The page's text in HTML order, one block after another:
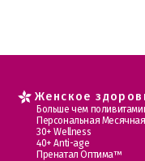
Женское
Больше чем
Персональная
30+ Wellness
40+ Anti-age
Пренатал Оптима™